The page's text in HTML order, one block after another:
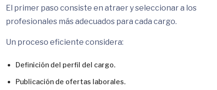
El primer paso consiste en atraer y seleccionar a los
profesionales más adecuados para cada cargo.
Un proceso eficiente considera:
Definición del perfil del cargo.
Publicación de ofertas laborales.